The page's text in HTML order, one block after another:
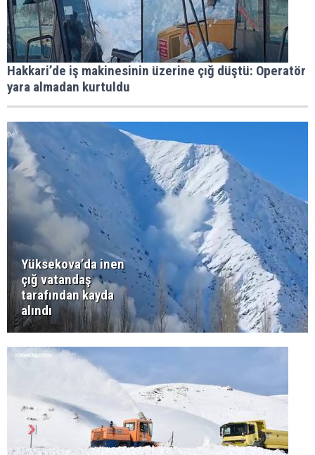
Hakkari’de iş makinesinin üzerine çığ düştü: Operatör
yara almadan kurtuldu
Yüksekova’da inen
çığ vatandaş
tarafından kayda
alındı